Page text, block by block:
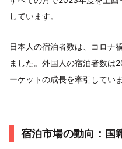
しています。
日本人の宿泊者数は、コロナ
ました。外国人の宿泊者数は
ーケットの成長を牽引していま
宿泊市場の動向：国